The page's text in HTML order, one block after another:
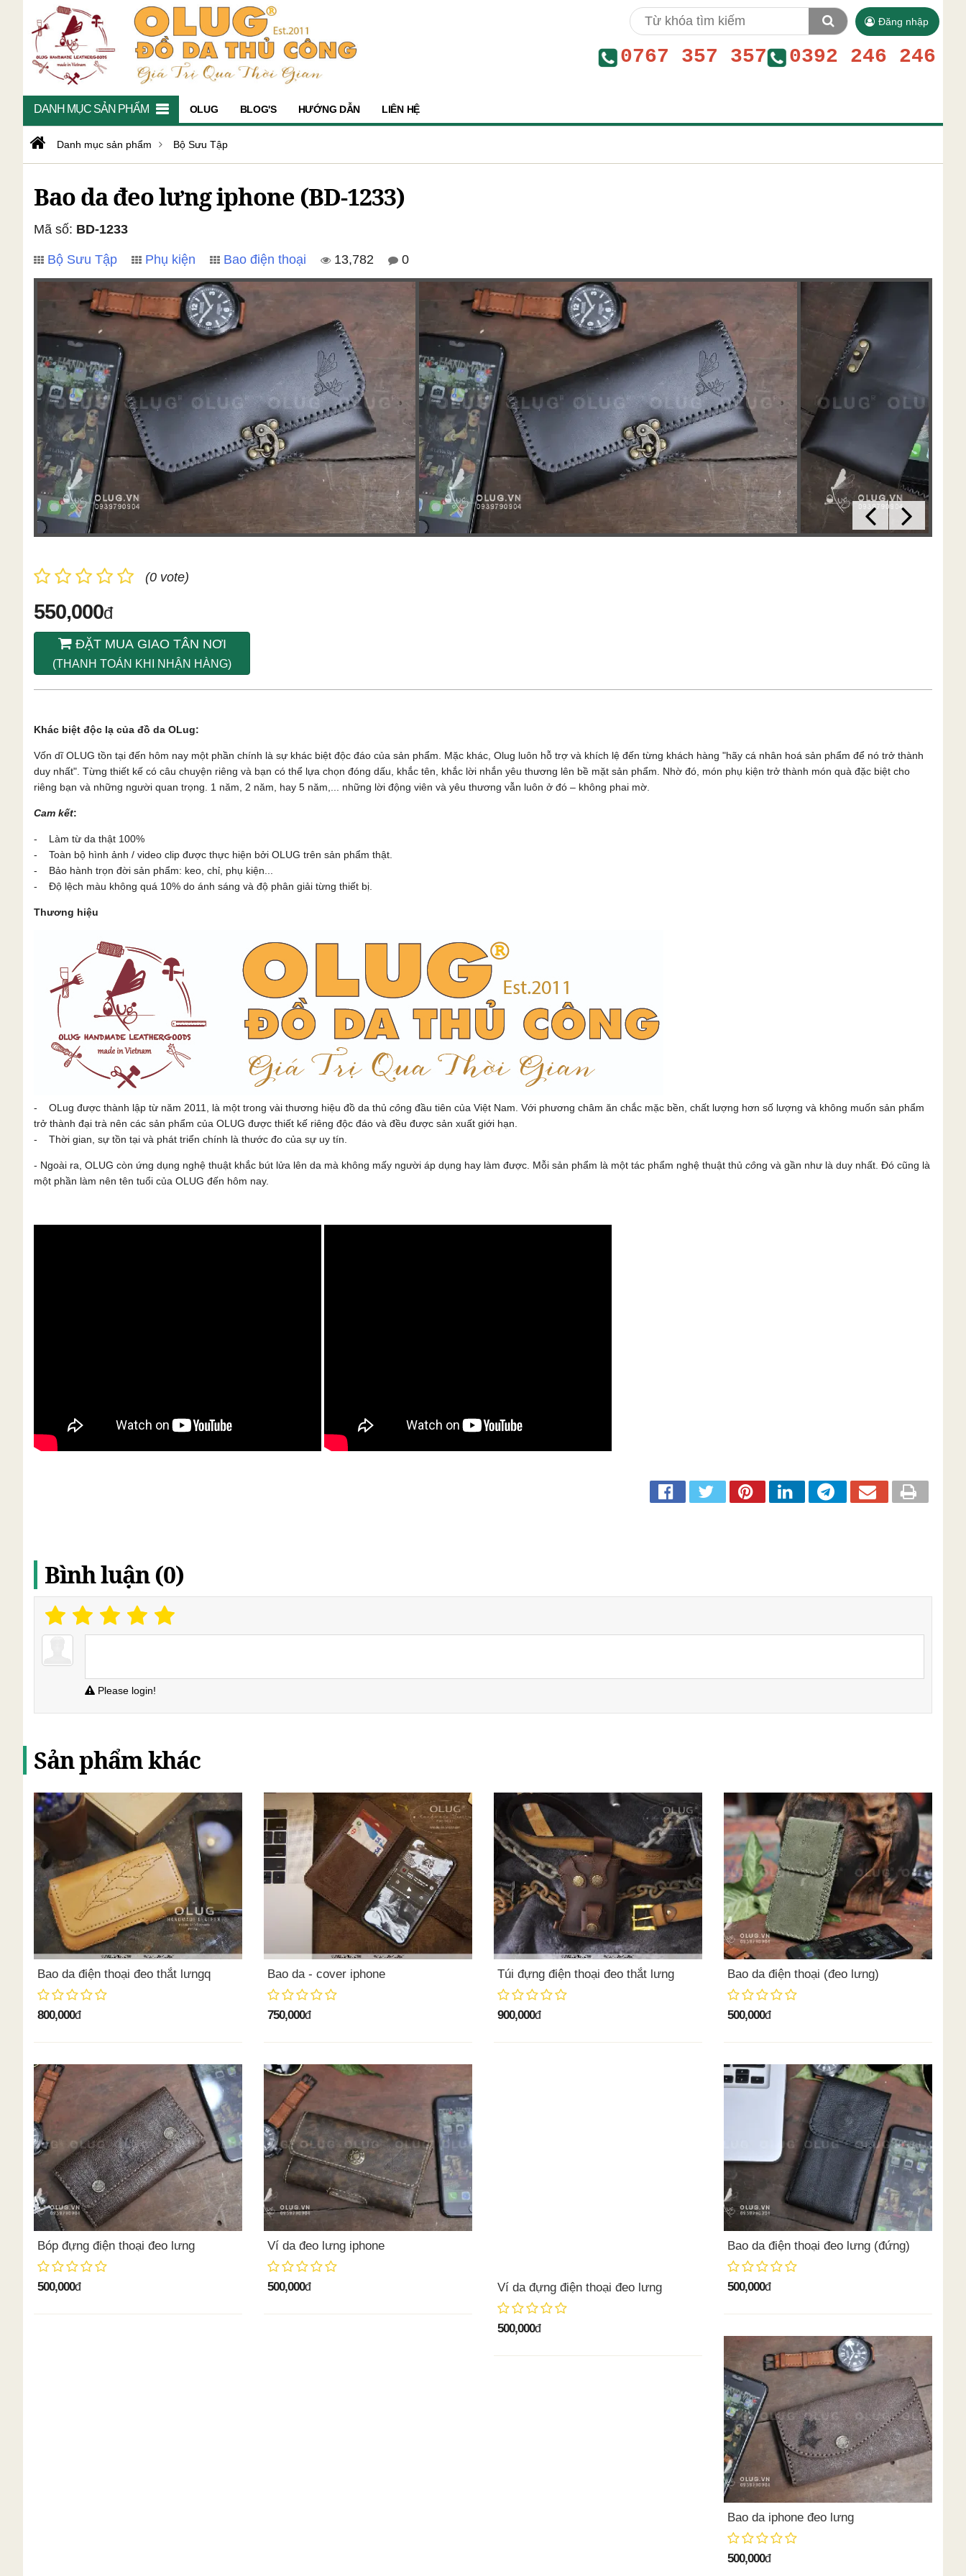
Đăng nhập
0767 357 357 0392 246 246
DANH MỤC SẢN PHẨM OLUG BLOG'S HƯỚNG DẪN LIÊN HỆ
Danh mục sản phẩm Bộ Sưu Tập
Bao da đeo lưng iphone (BD-1233)
Mã số: BD-1233
Bộ Sưu Tập Phụ kiện Bao điện thoại 13,782 0
(0 vote)
550,000đ
ĐẶT MUA GIAO TÂN NƠI
(THANH TOÁN KHI NHẬN HÀNG)
Khác biệt độc lạ của đồ da OLug:
Vốn dĩ OLUG tồn tại đến hôm nay một phần chính là sự khác biệt độc đáo của sản phẩm. Mặc khác, Olug luôn hỗ trợ và khích lệ đến từng khách hàng "hãy cá nhân hoá sản phẩm để nó trở thành
duy nhất". Từng thiết kế có câu chuyện riêng và bạn có thể lựa chọn đóng dấu, khắc tên, khắc lời nhắn yêu thương lên bề mặt sản phẩm. Nhờ đó, món phụ kiện trở thành món quà đặc biệt cho
riêng bạn và những người quan trọng. 1 năm, 2 năm, hay 5 năm,... những lời động viên và yêu thương vẫn luôn ở đó – không phai mờ.
Cam kết:
- Làm từ da thật 100%
- Toàn bộ hình ảnh / video clip được thực hiện bởi OLUG trên sản phẩm thật.
- Bảo hành trọn đời sản phẩm: keo, chỉ, phụ kiện...
- Độ lệch màu không quá 10% do ánh sáng và độ phân giải từng thiết bị.
Thương hiệu
- OLug được thành lập từ năm 2011, là một trong vài thương hiệu đồ da thủ công đầu tiên của Việt Nam. Với phương châm ăn chắc mặc bền, chất lượng hơn số lượng và không muốn sản phẩm
trở thành đại trà nên các sản phẩm của OLUG được thiết kế riêng độc đáo và đều được sản xuất giới hạn.
- Thời gian, sự tồn tại và phát triển chính là thước đo của sự uy tín.
- Ngoài ra, OLUG còn ứng dụng nghệ thuật khắc bút lửa lên da mà không mấy người áp dụng hay làm được. Mỗi sản phẩm là một tác phẩm nghệ thuật thủ công và gần như là duy nhất. Đó cũng là
một phần làm nên tên tuổi của OLUG đến hôm nay.
Bình luận (0)
Please login!
Sản phẩm khác
Bao da điện thoại đeo thắt lưngq
800,000đ
Bao da - cover iphone
750,000đ
Túi đựng điện thoại đeo thắt lưng
900,000đ
Bao da điện thoại (đeo lưng)
500,000đ
Bóp đựng điện thoại đeo lưng
500,000đ
Ví da đeo lưng iphone
500,000đ Ví da đựng điện thoại đeo lưng
500,000đ
Bao da điện thoại đeo lưng (đứng)
500,000đ
Bao da iphone đeo lưng
500,000đ